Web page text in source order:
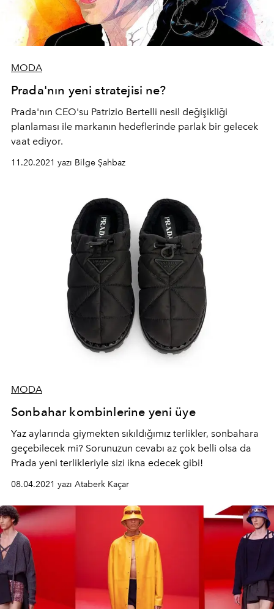
MODA
Prada'nın yeni stratejisi ne?
Prada'nın CEO'su Patrizio Bertelli nesil değişikliği
planlaması ile markanın hedeflerinde parlak bir gelecek
vaat ediyor.
11.20.2021 yazı Bilge Şahbaz
MODA
Sonbahar kombinlerine yeni üye
Yaz aylarında giymekten sıkıldığımız terlikler, sonbahara
geçebilecek mi? Sorunuzun cevabı az çok belli olsa da
Prada yeni terlikleriyle sizi ikna edecek gibi!
08.04.2021 yazı Ataberk Kaçar